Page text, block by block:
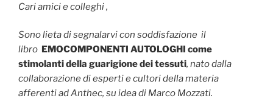
via
P.Sacchi
8”
Cari amici e colleghi ,
Sono lieta di segnalarvi con soddisfazione il
libro EMOCOMPONENTI AUTOLOGHI come
stimolanti della guarigione dei tessuti, nato dalla
collaborazione di esperti e cultori della materia
afferenti ad Anthec, su idea di Marco Mozzati.